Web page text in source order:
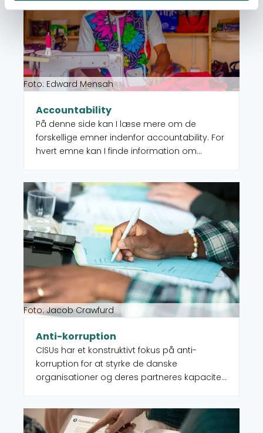
Foto: Edward Mensah
Accountability
På denne side kan I læse mere om de
forskellige emner indenfor accountability. For
hvert emne kan I finde information om
Foto: Jacob Crawfurd
Anti-korruption
CISUs har et konstruktivt fokus på anti-
korruption for at styrke de danske
organisationer og deres partneres kapacitet
sparring.
Læs mere om Anti-korruption
Læs mere om Adfærdskodeks